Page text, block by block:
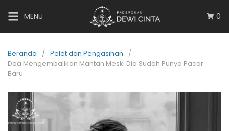
MENU 0
Beranda
Pelet dan Pengasihan
Doa Mengembalikan Mantan Meski Dia Sudah Punya Pacar
Baru